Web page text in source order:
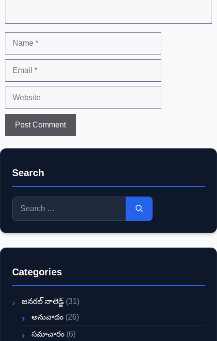
Search
Search
for:
Categories
జనరల్ నాలెడ్జ్ (31)
అనువాదం (26)
సమాచారం (6)